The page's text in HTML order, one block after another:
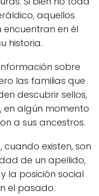
aquellos
encuentran en él
historia.
sobre
las familias que
descubrir sellos,
en algún momento
a sus ancestros.
cuando existen, son
de un apellido,
la posición social
el pasado.